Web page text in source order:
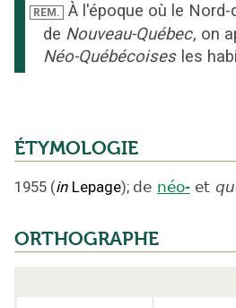
REM.
À l'époque où le
de Nouveau-Québec, on
Néo-Québécoises les
ÉTYMOLOGIE
1955 (in Lepage); de néo- et
ORTHOGRAPHE